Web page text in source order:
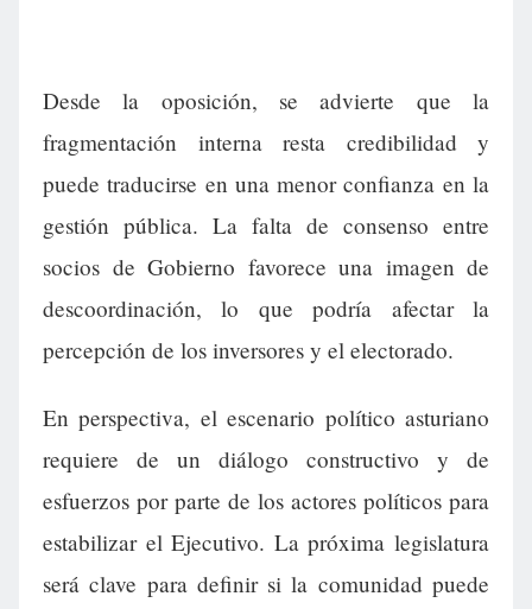
Desde la oposición, se advierte que la
fragmentación interna resta credibilidad y
puede traducirse en una menor confianza en la
gestión pública. La falta de consenso entre
socios de Gobierno favorece una imagen de
descoordinación, lo que podría afectar la
percepción de los inversores y el electorado.
En perspectiva, el escenario político asturiano
requiere de un diálogo constructivo y de
esfuerzos por parte de los actores políticos para
estabilizar el Ejecutivo. La próxima legislatura
será clave para definir si la comunidad puede